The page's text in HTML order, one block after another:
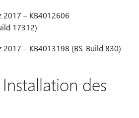
2017 – KB4012606
17312)
2017 – KB4013198 (BS-Build 830)
des